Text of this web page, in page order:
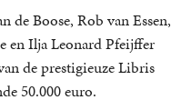
de Boose, Rob van Essen,
en Ilja Leonard Pfeijffer
de prestigieuze Libris
50.000 euro.